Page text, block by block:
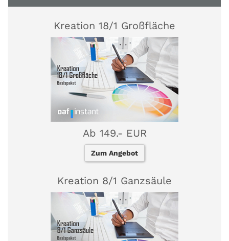
Kreation 18/1 Großfläche
Ab 149.- EUR
Zum Angebot
Kreation 8/1 Ganzsäule